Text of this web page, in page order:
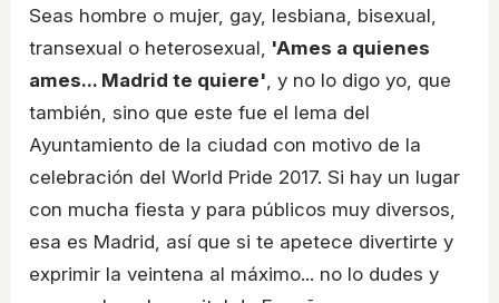
Seas hombre o mujer, gay, lesbiana, bisexual,
transexual o heterosexual, 'Ames a quienes
ames... Madrid te quiere', y no lo digo yo, que
también, sino que este fue el lema del
Ayuntamiento de la ciudad con motivo de la
celebración del World Pride 2017. Si hay un lugar
con mucha fiesta y para públicos muy diversos,
esa es Madrid, así que si te apetece divertirte y
exprimir la veintena al máximo... no lo dudes y